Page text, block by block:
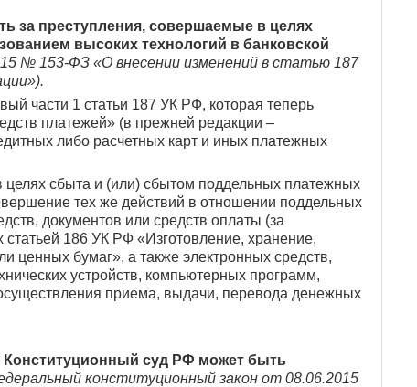
за преступления, совершаемые в целях
высоких технологий в банковской
№ 153-ФЗ «О внесении изменений в статью 187
части 1 статьи 187 УК РФ, которая теперь
платежей» (в прежней редакции –
либо расчетных карт и иных платежных
сбыта и (или) сбытом поддельных платежных
тех же действий в отношении поддельных
документов или средств оплаты (за
186 УК РФ «Изготовление, хранение,
ценных бумаг», а также электронных средств,
устройств, компьютерных программ,
приема, выдачи, перевода денежных
Конституционный суд РФ может быть
конституционный закон от 08.06.2015